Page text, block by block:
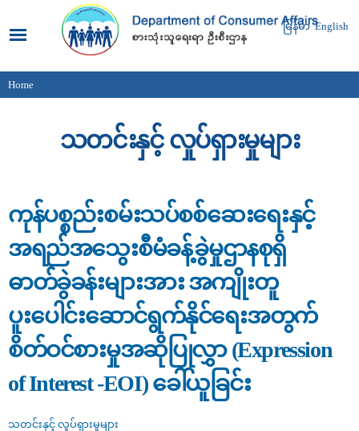
main
content
မြန်မာ English
You are here
Home
သတင်းနှင့် လှုပ်ရှားမှုများ
ကုန်ပစ္စည်းစမ်းသပ်စစ်ဆေးရေးနှင့်
အရည်အသွေးစီမံခန့်ခွဲမှုဌာနစုရှိ
ဓာတ်ခွဲခန်းများအား အကျိုးတူ
ပူးပေါင်းဆောင်ရွက်နိုင်ရေးအတွက်
စိတ်ဝင်စားမှုအဆိုပြုလွှာ (Expression
of Interest -EOI) ခေါ်ယူခြင်း
သတင်းနှင့် လှုပ်ရှားမှုများ